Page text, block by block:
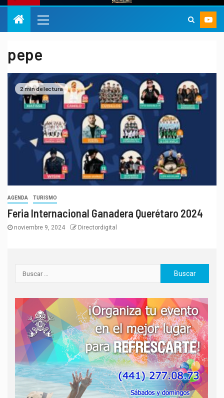
pepe
2 min de lectura
AGENDA TURISMO
Feria Internacional Ganadera Querétaro 2024
noviembre 9, 2024 Directordigital